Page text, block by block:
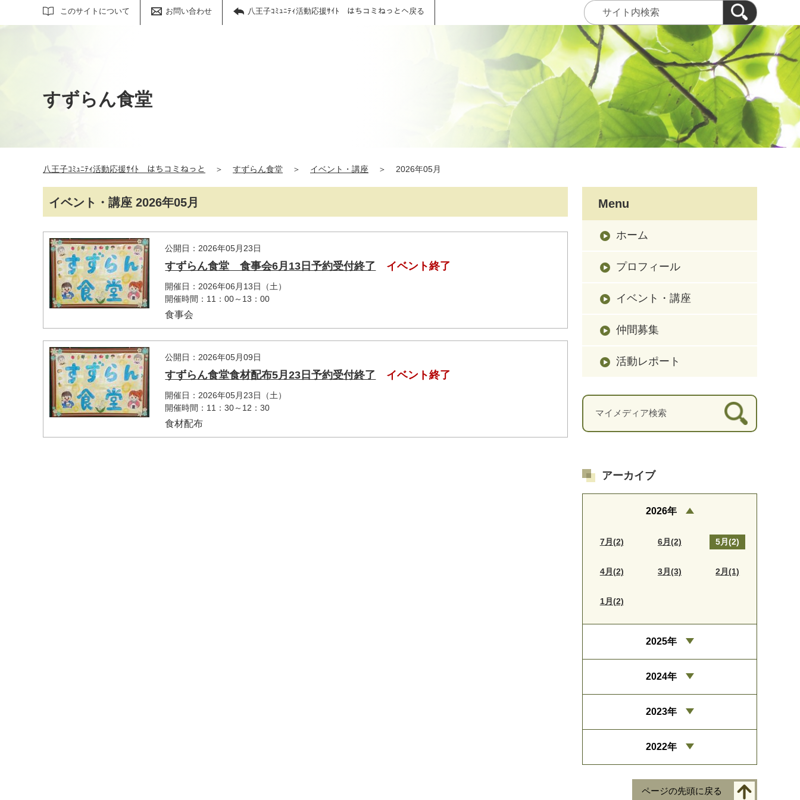
このサイトについて お問い合わせ 八王子ｺﾐｭﾆﾃｨ活動応援ｻｲﾄ はちコミねっとへ戻る
サイト内検索
すずらん食堂
八王子ｺﾐｭﾆﾃｨ活動応援ｻｲﾄ はちコミねっと ＞ すずらん食堂 ＞ イベント・講座 ＞ 2026年05月
イベント・講座 2026年05月
公開日：2026年05月23日
すずらん食堂 食事会6月13日予約受付終了 イベント終了
開催日：2026年06月13日（土）
開催時間：11：00～13：00
食事会
公開日：2026年05月09日
すずらん食堂食材配布5月23日予約受付終了 イベント終了
開催日：2026年05月23日（土）
開催時間：11：30～12：30
食材配布
Menu
ホーム
プロフィール
イベント・講座
仲間募集
活動レポート
マイメディア検索
アーカイブ
2026年
7月(2) 6月(2) 5月(2)
4月(2) 3月(3) 2月(1)
1月(2)
2025年
2024年
2023年
2022年
ページの先頭に戻る